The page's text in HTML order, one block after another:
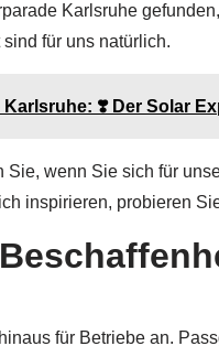
Karlsruhe
für uns natürlich.
❣️ Der Solar
wenn Sie sich für
inspirieren, probieren
für Betriebe an.